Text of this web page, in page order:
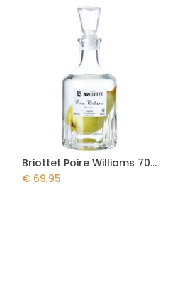
Briottet Poire Williams 70cl - Prisonnière
€ 69,95